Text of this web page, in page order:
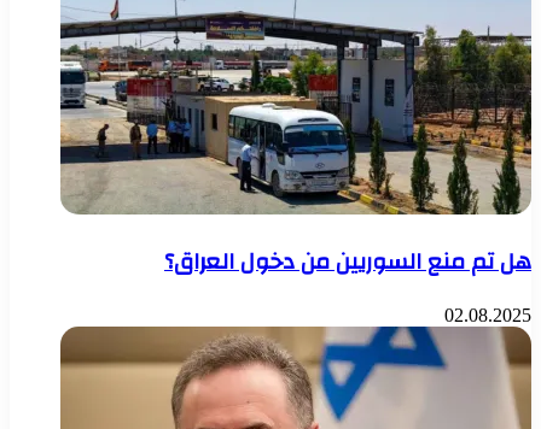
هل تم منع السوريين من دخول العراق؟
02.08.2025